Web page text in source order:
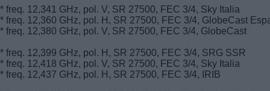
* freq. 12,341 GHz, pol. V, SR 27500, FEC 3/4, Sky Italia
* freq. 12,360 GHz, pol. H, SR 27500, FEC 3/4, GlobeCast
* freq. 12,380 GHz, pol. V, SR 27500, FEC 3/4, GlobeCast
* freq. 12,399 GHz, pol. H, SR 27500, FEC 3/4, SRG SSR
* freq. 12,418 GHz, pol. V, SR 27500, FEC 3/4, Sky Italia
* freq. 12,437 GHz, pol. H, SR 27500, FEC 3/4, IRIB